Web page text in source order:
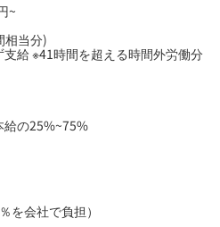
~
相当分)
給 ※41時間を超える時間外労働分
給の25%~75%
を会社で負担）